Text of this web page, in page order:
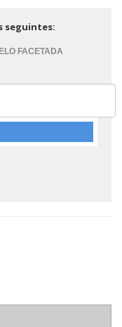
seguintes:
FACETADA